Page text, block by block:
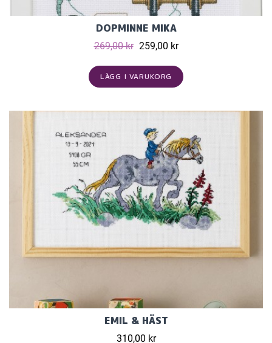
DOPMINNE MIKA
269,00 kr 259,00 kr
LÄGG I VARUKORG
EMIL & HÄST
310,00 kr